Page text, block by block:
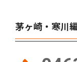
茅ヶ崎・寒川